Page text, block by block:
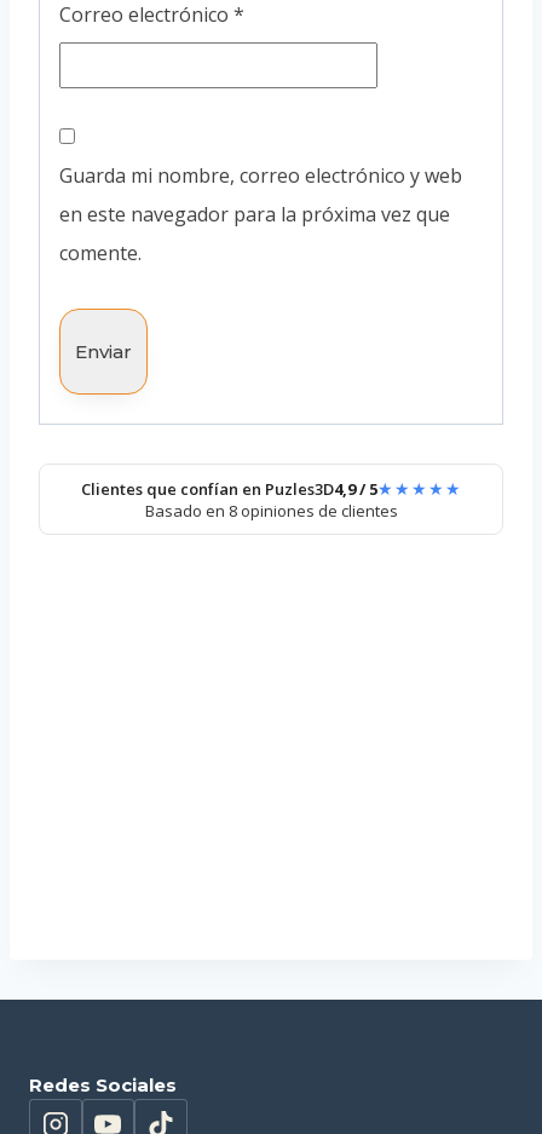
Correo electrónico *
Guarda mi nombre, correo electrónico y web
en este navegador para la próxima vez que
comente.
Clientes que confían en Puzles3D4,9 / 5★★★★★
Basado en 8 opiniones de clientes
Redes Sociales